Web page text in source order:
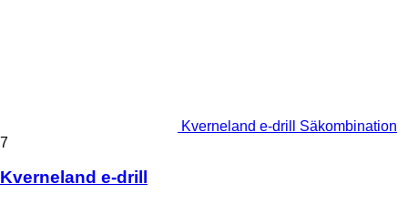
Kverneland e-drill Säkombination
7
Kverneland e-drill